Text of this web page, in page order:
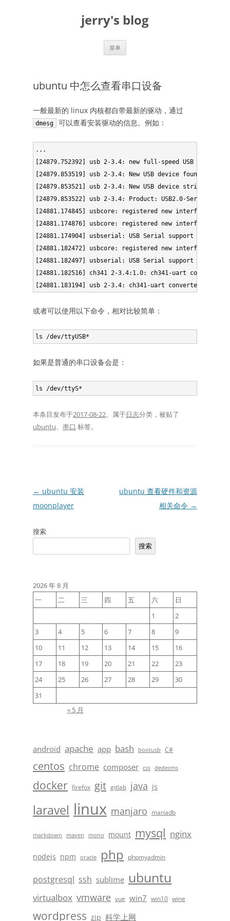
jerry's blog
菜单
ubuntu 中怎么查看串口设备
一般最新的 linux 内核都自带最新的驱动，通过
dmesg 可以查看安装驱动的信息。例如：
...
[24879.752392] usb 2-3.4: new full-speed USB device
[24879.853519] usb 2-3.4: New USB device found,
[24879.853521] usb 2-3.4: New USB device strings:
[24879.853522] usb 2-3.4: Product: USB2.0-Serial
[24881.174845] usbcore: registered new interface
[24881.174876] usbcore: registered new interface
[24881.174904] usbserial: USB Serial support
[24881.182472] usbcore: registered new interface
[24881.182497] usbserial: USB Serial support
[24881.182516] ch341 2-3.4:1.0: ch341-uart converter
或者可以使用以下命令，相对比较简单：
如果是普通的串口设备会是：
本条目发布于2017-08-22。属于日志分类，被贴了
ubuntu、 串口 标签。
文
章
航
← ubuntu 安装
moonplayer
ubuntu 查看硬件和资源
相关命令 →
搜索
搜索
2026 年 8 月
一
二 三 四 五 六
日
1
2
3
4 5 6 7 8
9
10
11 12 13 14 15
16
17
18 19 20 21 22
23
24
25 26 27 28 29
30
31
« 5 月
android apache app bash bootusb C#
centos chrome composer css dedecms
docker firefox git gitlab java js
laravel linux manjaro mariadb
markdown maven mono mount mysql nginx
nodejs npm oracle php phpmyadmin
postgresql ssh sublime ubuntu
virtualbox vmware vue win7 win10 wine
wordpress zip 科学上网